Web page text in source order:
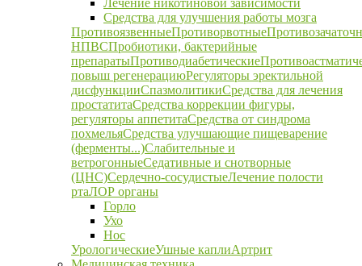
Лечение никотиновой зависимости
Средства для улучшения работы мозга
ПротивоязвенныеПротиворвотные
НПВСПробиотики, бактерийные
препаратыПротиводиабетические
повыш регенерациюРегуляторы эректильной
дисфункцииСпазмолитикиСредства для лечения
простатитаСредства коррекции фигуры,
регуляторы аппетитаСредства от синдрома
похмельяСредства улучшающие пищеварение
(ферменты...)Слабительные и
ветрогонныеСедативные и снотворные
(ЦНС)Сердечно-сосудистыеЛечение полости
ртаЛОР органы
Горло
Ухо
Нос
УрологическиеУшные каплиАртрит